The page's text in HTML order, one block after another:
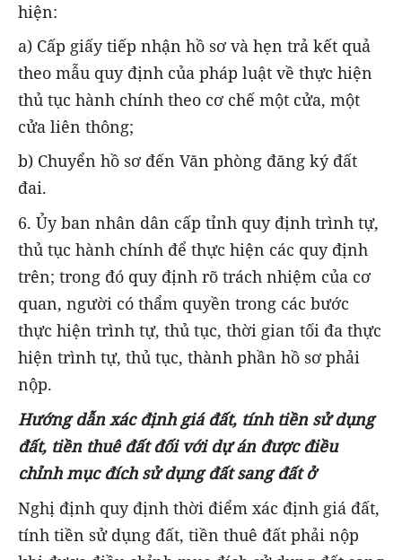
hiện:
a) Cấp giấy tiếp nhận hồ sơ và hẹn trả kết quả
theo mẫu quy định của pháp luật về thực hiện
thủ tục hành chính theo cơ chế một cửa, một
cửa liên thông;
b) Chuyển hồ sơ đến Văn phòng đăng ký đất
đai.
6. Ủy ban nhân dân cấp tỉnh quy định trình tự,
thủ tục hành chính để thực hiện các quy định
trên; trong đó quy định rõ trách nhiệm của cơ
quan, người có thẩm quyền trong các bước
thực hiện trình tự, thủ tục, thời gian tối đa thực
hiện trình tự, thủ tục, thành phần hồ sơ phải
nộp.
Hướng dẫn xác định giá đất, tính tiền sử dụng
đất, tiền thuê đất đối với dự án được điều
chỉnh mục đích sử dụng đất sang đất ở
Nghị định quy định thời điểm xác định giá đất,
tính tiền sử dụng đất, tiền thuê đất phải nộp